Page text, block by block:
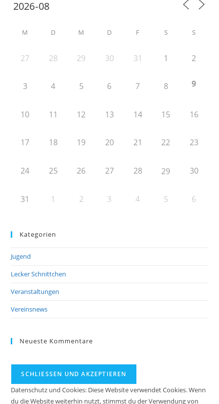
M D M D F S S
27 28 29 30 31 1 2
3 4 5 6 7 8 9
10 11 12 13 14 15 16
17 18 19 20 21 22 23
24 25 26 27 28 29 30
31 1 2 3 4 5 6
Kategorien
Jugend
Lecker Schnittchen
Veranstaltungen
Vereinsnews
Neueste Kommentare
Datenschutz und Cookies: Diese Website verwendet Cookies. Wenn
du die Website weiterhin nutzt, stimmst du der Verwendung von